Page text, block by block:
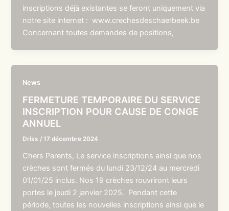
inscriptions déjà existantes se feront uniquement via
notre site internet : www.crechesdeschaerbeek.be
Concernant toutes demandes de positions,
News
FERMETURE TEMPORAIRE DU SERVICE
INSCRIPTION POUR CAUSE DE CONGE
ANNUEL
Driss /17 décembre 2024
Chers Parents, Le service inscriptions ainsi que nos
crèches sont fermés du lundi 23/12/24 au mercredi
01/01/25 inclus. Nos 19 crèches rouvriront leurs
portes le jeudi 2 janvier 2025. Pendant cette
période, toutes les nouvelles inscriptions ainsi que le